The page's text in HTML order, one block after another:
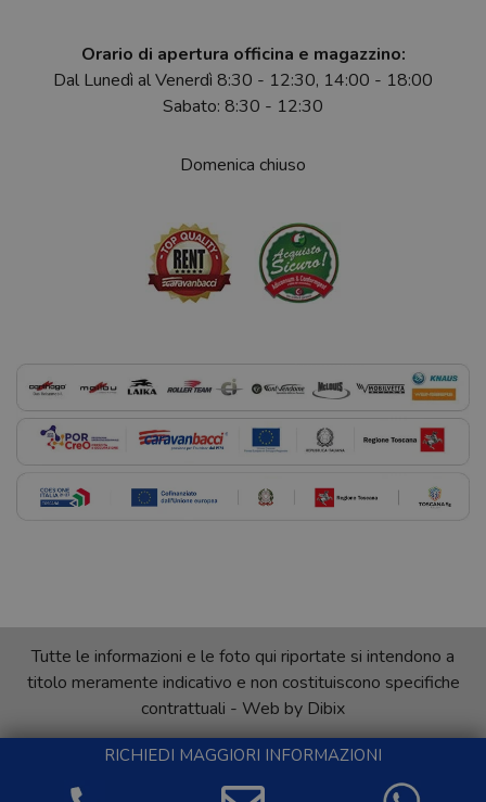
RICHIEDI MAGGIORI INFORMAZIONI
Orario di apertura officina e magazzino:
Dal Lunedì al Venerdì 8:30 - 12:30, 14:00 - 18:00
Sabato: 8:30 - 12:30
Domenica chiuso
Tutte le informazioni e le foto qui riportate si intendono a
titolo meramente indicativo e non costituiscono specifiche
contrattuali - Web by Dibix